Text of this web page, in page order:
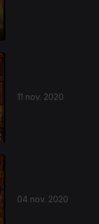
11 nov. 2020
04 nov. 2020